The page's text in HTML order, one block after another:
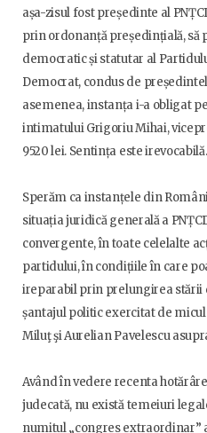
așa-zisul fost președinte al
prin ordonanță președințială, să
democratic și statutar al
Democrat, condus de
asemenea, instanța i-a obligat
intimatului Grigoriu Mihai,
9520 lei. Sentința este irevocabilă.
Sperăm ca instanțele din
situația juridică generală a
convergente, în toate celelalte
partidului, în condițiile în care
ireparabil prin prelungirea stării
șantajul politic exercitat de
Miluţ şi Aurelian Pavelescu
Având în vedere recenta
judecată, nu există temeiuri
numitul „congres extraordinar”